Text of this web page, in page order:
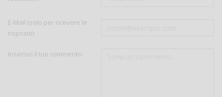
E-Mail (solo per ricevere le
risposte)
Inserisci il tuo commento: